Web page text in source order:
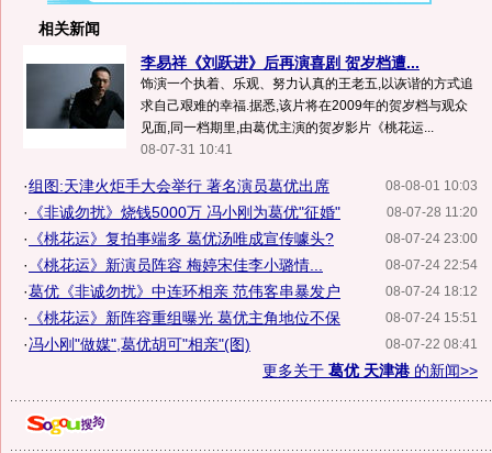
相关新闻
李易祥《刘跃进》后再演喜剧 贺岁档遭...
饰演一个执着、乐观、努力认真的王老五,以诙谐的方式追
求自己艰难的幸福.据悉,该片将在2009年的贺岁档与观众
见面,同一档期里,由葛优主演的贺岁影片《桃花运...
08-07-31 10:41
08-08-01 10:03
·组图:天津火炬手大会举行 著名演员葛优出席
08-07-28 11:20
· 《非诚勿扰》烧钱5000万 冯小刚为葛优"征婚"
08-07-24 23:00
· 《桃花运》复拍事端多 葛优汤唯成宣传噱头?
08-07-24 22:54
· 《桃花运》新演员阵容 梅婷宋佳李小璐情...
08-07-24 18:12
·葛优《非诚勿扰》中连环相亲 范伟客串暴发户
08-07-24 15:51
· 《桃花运》新阵容重组曝光 葛优主角地位不保
08-07-22 08:41
·冯小刚"做媒",葛优胡可"相亲"(图)
更多关于 葛优 天津港 的新闻>>